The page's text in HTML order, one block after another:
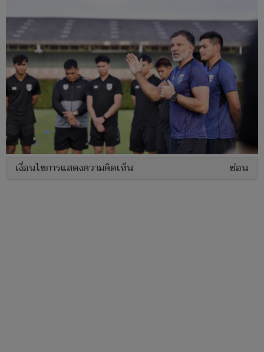
เงื่อนไขการแสดงความคิดเห็น ซ่อน